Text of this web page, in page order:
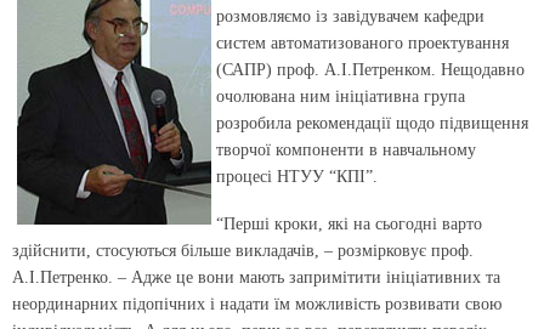
розмовляємо із завідувачем кафедри
систем автоматизованого проектування
(САПР) проф. А.І.Петренком. Нещодавно
очолювана ним ініціативна група
розробила рекомендації щодо підвищення
творчої компоненти в навчальному
процесі НТУУ “КПІ”.
“Перші кроки, які на сьогодні варто
здійснити, стосуються більше викладачів, – розмірковує проф.
А.І.Петренко. – Адже це вони мають запримітити ініціативних та
неординарних підопічних і надати їм можливість розвивати свою